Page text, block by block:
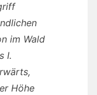
im Wald
I.
Höhe